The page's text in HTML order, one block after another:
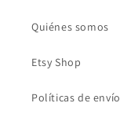
Quiénes somos
Etsy Shop
Políticas de envío